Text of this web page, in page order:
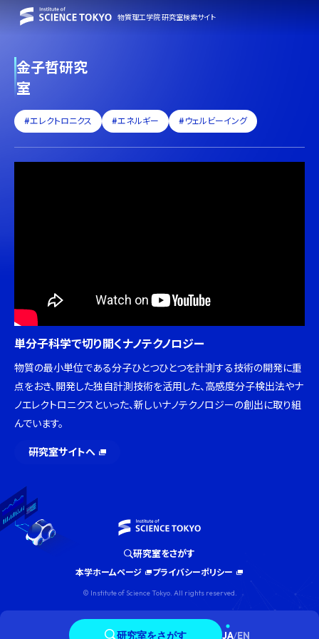
物質理工学院 研究室検索サイト
研究室をさがす JA/EN
金子哲研究
室
#エレクトロニクス #エネルギー #ウェルビーイング
単分子科学で切り開くナノテクノロジー
物質の最小単位である分子ひとつひとつを計測する技術の開発に重
点をおき、開発した独自計測技術を活用した、高感度分子検出法やナ
ノエレクトロニクスといった、新しいナノテクノロジーの創出に取り組
んでいます。
研究室サイトへ
研究室をさがす
本学ホームページ プライバシーポリシー
© Institute of Science Tokyo. All rights reserved.